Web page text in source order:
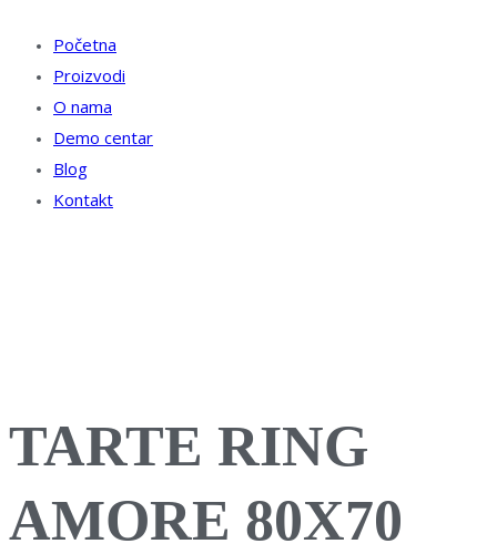
Početna
Proizvodi
O nama
Demo centar
Blog
Kontakt
TARTE RING
AMORE 80X70